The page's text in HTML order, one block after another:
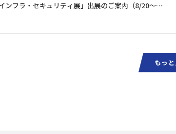
ンフラ・セキュリティ展」出展のご案内（8/20～
もっ